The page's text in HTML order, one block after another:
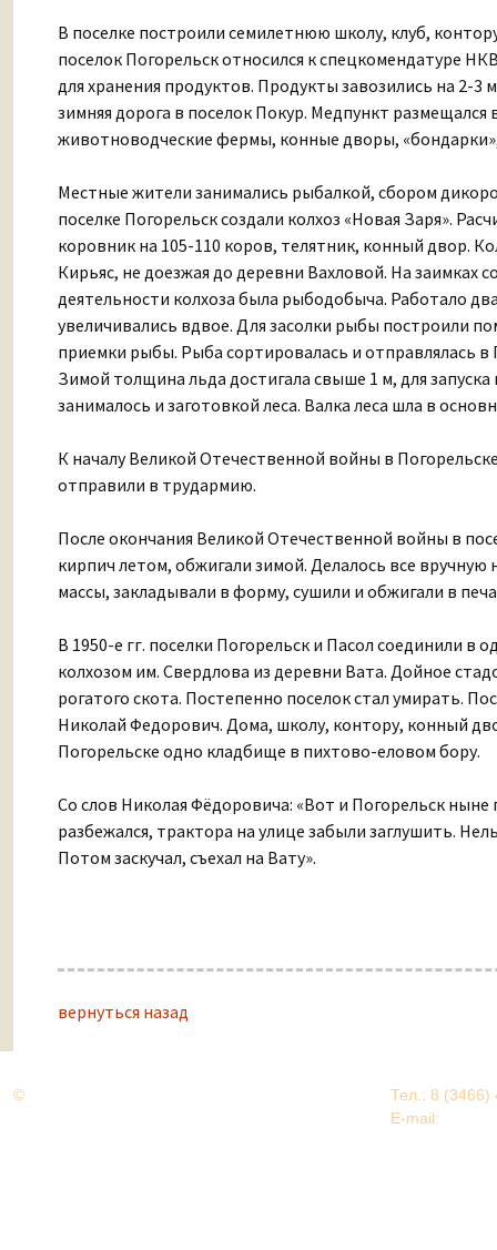
В поселке построили семилетнюю школу, клуб,
поселок Погорельск относился к спецкомендатуре
для хранения продуктов. Продукты завозились на 2-
зимняя дорога в поселок Покур. Медпункт
животноводческие фермы, конные дворы,
Местные жители занимались рыбалкой, сбором
поселке Погорельск создали колхоз «Новая Заря».
коровник на 105-110 коров, телятник, конный двор.
Кирьяс, не доезжая до деревни Вахловой. На заимках
деятельности колхоза была рыбодобыча. Работало
увеличивались вдвое. Для засолки рыбы построили
приемки рыбы. Рыба сортировалась и отправлялась в
Зимой толщина льда достигала свыше 1 м, для
занималось и заготовкой леса. Валка леса шла в
К началу Великой Отечественной войны в
отправили в трудармию.
После окончания Великой Отечественной войны в
кирпич летом, обжигали зимой. Делалось все
массы, закладывали в форму, сушили и обжигали в
В 1950-е гг. поселки Погорельск и Пасол соединили в
колхозом им. Свердлова из деревни Вата. Дойное
рогатого скота. Постепенно поселок стал умирать.
Николай Федорович. Дома, школу, контору, конный
Погорельске одно кладбище в пихтово-еловом бору.
Со слов Николая Фёдоровича: «Вот и Погорельск
разбежался, трактора на улице забыли заглушить.
Потом заскучал, съехал на Вату».
вернуться назад
©
Тел.: 8 (3466)
E-mail: